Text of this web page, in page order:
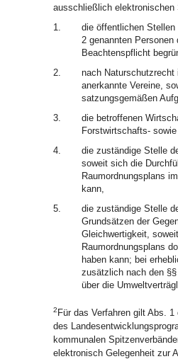
ausschließlich elektronischen
1.
die öffentlichen
2 genannten
Beachtenspflicht
2.
nach
anerkannte Vereine,
satzungsgemäßen
3.
die betroffenen
Forstwirtschafts-
4.
die zuständige Stelle
soweit sich die
Raumordnungsplans
kann,
5.
die zuständige Stelle
Grundsätzen der
Gleichwertigkeit,
Raumordnungsplans
haben kann; bei
zusätzlich nach den
über die
2 Für das Verfahren gilt Abs. 1
des
kommunalen
elektronisch Gelegenheit zur